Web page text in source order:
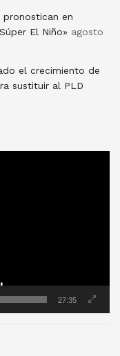
en
El Niño» agosto
el crecimiento de
sustituir al PLD
27:35